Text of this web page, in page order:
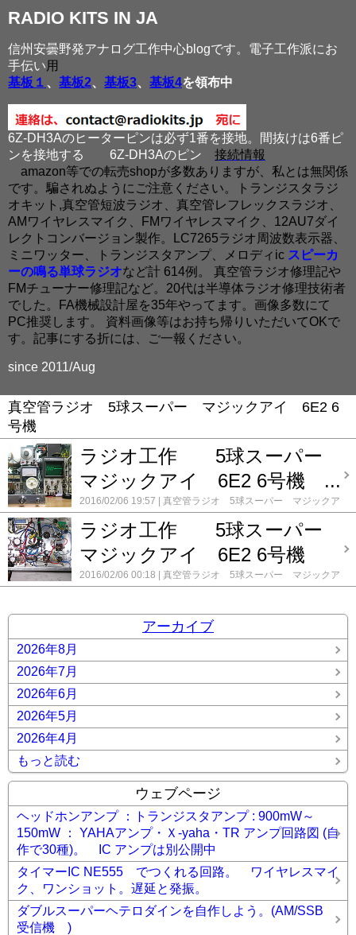
RADIO KITS IN JA
信州安曇野発アナログ工作中心blogです。電子工作派にお
手伝い用
基板１ 、 基板2、 基板3、 基板4を領布中
6Z-DH3Aのヒーターピンは必ず1番を接地。間抜けは6番ピ
ンを接地する
6Z-DH3Aのピン 接続情報
amazon等での転売shopが多数ありますが、私とは無関係
です。騙されぬようにご注意ください。トランジスタラジ
オキット,真空管短波ラジオ、真空管レフレックスラジオ、
AMワイヤレスマイク、FMワイヤレスマイク、12AU7ダイ
レクトコンバージョン製作。LC7265ラジオ周波数表示器、
ミニワッター、トランジスタアンプ、メロディic スピーカ
ーの鳴る単球ラジオなど計 614例。 真空管ラジオ修理記や
FMチューナー修理記など。20代は半導体ラジオ修理技術者
でした。FA機械設計屋を35年やってます。画像多数にて
PC推奨します。 資料画像等はお持ち帰りいただいてOKで
す。記事にする折には、ご一報ください。
since 2011/Aug
真空管ラジオ 5球スーパー マジックアイ 6E2 6
号機
ラジオ工作 5球スーパー
マジックアイ 6E2 6号機 ...
2016/02/06 19:57
真空管ラジオ 5球スーパー マジックア
イ 6E2 6号機
コメント(0)
ラジオ工作 5球スーパー
マジックアイ 6E2 6号機
2016/02/06 00:18
真空管ラジオ 5球スーパー マジックア
イ 6E2 6号機
コメント(0)
アーカイブ
2026年8月
2026年7月
2026年6月
2026年5月
2026年4月
もっと読む
ウェブページ
ヘッドホンアンプ ：トランジスタアンプ : 900mW～
150mW ： YAHAアンプ・Ｘ-yaha・TR アンプ回路図 (自
作で30種)。 IC アンプは別公開中
タイマーIC NE555 でつくれる回路。 ワイヤレスマイ
ク、ワンショット。遅延と発振。
ダブルスーパーヘテロダインを自作しよう。(AM/SSB
受信機 )